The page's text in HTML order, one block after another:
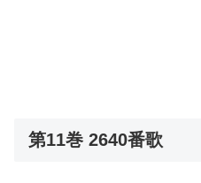
第11巻 2640番歌